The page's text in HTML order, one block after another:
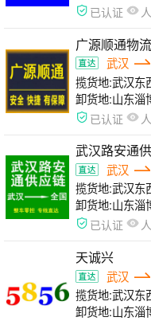
已认证
广源顺通物
武汉
揽货地:武汉东
卸货地:山东淄
已认证
武汉路安通
武汉
揽货地:武汉东西
卸货地:山东淄
已认证
天诚兴
武汉
揽货地:武汉东
卸货地:山东淄